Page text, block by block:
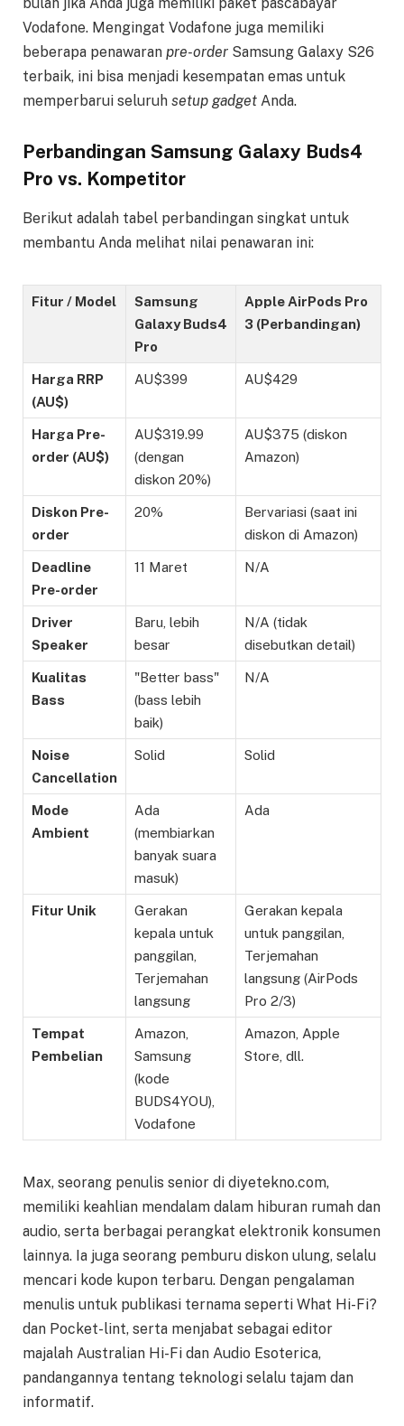
Vodafone. Mengingat Vodafone juga memiliki
beberapa penawaran pre-order Samsung Galaxy S26
terbaik, ini bisa menjadi kesempatan emas untuk
memperbarui seluruh setup gadget Anda.
Perbandingan Samsung Galaxy Buds4
Pro vs. Kompetitor
Berikut adalah tabel perbandingan singkat untuk
membantu Anda melihat nilai penawaran ini:
Fitur / Model
Samsung
Galaxy Buds4
Pro
Apple AirPods Pro
3 (Perbandingan)
Harga RRP
(AU$)
AU$399 AU$429
Harga Pre-
order (AU$)
AU$319.99
(dengan
diskon 20%)
AU$375 (diskon
Amazon)
Diskon Pre-
order
20%
Bervariasi (saat ini
diskon di Amazon)
Deadline
Pre-order
11 Maret N/A
Driver
Speaker
Baru, lebih
besar
N/A (tidak
disebutkan detail)
Kualitas
Bass
"Better bass"
(bass lebih
baik)
N/A
Noise
Cancellation
Solid Solid
Mode
Ambient
Ada
(membiarkan
banyak suara
masuk)
Ada
Fitur Unik
Gerakan
kepala untuk
panggilan,
Terjemahan
langsung
Gerakan kepala
untuk panggilan,
Terjemahan
langsung (AirPods
Pro 2/3)
Tempat
Pembelian
Amazon,
Samsung
(kode
BUDS4YOU),
Vodafone
Amazon, Apple
Store, dll.
Max, seorang penulis senior di diyetekno.com,
memiliki keahlian mendalam dalam hiburan rumah dan
audio, serta berbagai perangkat elektronik konsumen
lainnya. Ia juga seorang pemburu diskon ulung, selalu
mencari kode kupon terbaru. Dengan pengalaman
menulis untuk publikasi ternama seperti What Hi-Fi?
dan Pocket-lint, serta menjabat sebagai editor
majalah Australian Hi-Fi dan Audio Esoterica,
pandangannya tentang teknologi selalu tajam dan
informatif.